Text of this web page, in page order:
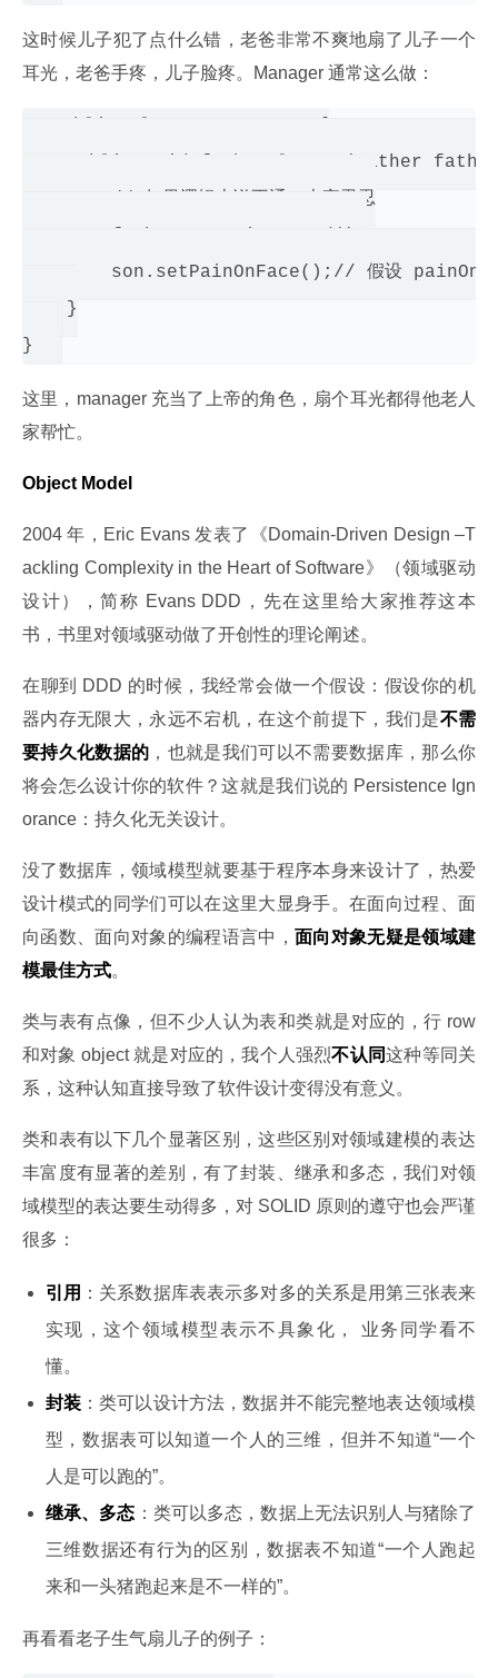
这时候儿子犯了点什么错，老爸非常不爽地扇了儿子一个
耳光，老爸手疼，儿子脸疼。Manager 通常这么做：
public void fatherSlapSon(Father
// 如果逻辑上说不通，大家忍忍
son.setPainOnFace();// 假设 painOnHand,
}
这里，manager 充当了上帝的角色，扇个耳光都得他老人
家帮忙。
Object Model
2004 年，Eric Evans 发表了《Domain-Driven Design –T
ackling Complexity in the Heart of Software》（领域驱动
设计），简称 Evans DDD，先在这里给大家推荐这本
书，书里对领域驱动做了开创性的理论阐述。
在聊到 DDD 的时候，我经常会做一个假设：假设你的机
器内存无限大，永远不宕机，在这个前提下，我们是不需
要持久化数据的 ，也就是我们可以不需要数据库，那么你
将会怎么设计你的软件？这就是我们说的 Persistence Ign
orance：持久化无关设计。
没了数据库，领域模型就要基于程序本身来设计了，热爱
设计模式的同学们可以在这里大显身手。在面向过程、面
向函数、面向对象的编程语言中， 面向对象无疑是领域建
模最佳方式。
类与表有点像，但不少人认为表和类就是对应的，行 row
和对象 object 就是对应的，我个人强烈不认同这种等同关
系，这种认知直接导致了软件设计变得没有意义。
类和表有以下几个显著区别，这些区别对领域建模的表达
丰富度有显著的差别，有了封装、继承和多态，我们对领
域模型的表达要生动得多，对 SOLID 原则的遵守也会严谨
很多：
引用 ：关系数据库表表示多对多的关系是用第三张表来
实现，这个领域模型表示不具象化， 业务同学看不
懂。
封装 ：类可以设计方法，数据并不能完整地表达领域模
型，数据表可以知道一个人的三维，但并不知道“一个
人是可以跑的”。
继承、多态 ：类可以多态，数据上无法识别人与猪除了
三维数据还有行为的区别，数据表不知道“一个人跑起
来和一头猪跑起来是不一样的”。
再看看老子生气扇儿子的例子：